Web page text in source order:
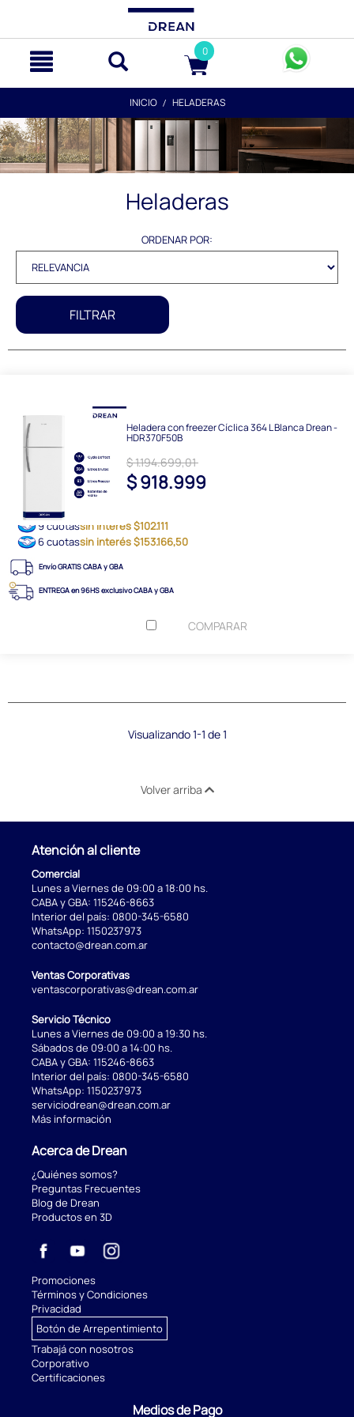
0
INICIO HELADERAS
Heladeras
ORDENAR POR:
FILTRAR
Heladera con freezer Cíclica 364 L Blanca Drean -
HDR370F50B
$ 1.194.699,01
$ 918.999
9 cuotassin interés $102.111
6 cuotassin interés $153.166,50
Envío GRATIS CABA y GBA
ENTREGA en 96HS exclusivo CABA y GBA
COMPARAR
Visualizando 1-1 de 1
Volver arriba
Atención al cliente
Comercial
Lunes a Viernes de 09:00 a 18:00 hs.
CABA y GBA: 115246-8663
Interior del país: 0800-345-6580
WhatsApp: 1150237973
contacto@drean.com.ar
Ventas Corporativas
ventascorporativas@drean.com.ar
Servicio Técnico
Lunes a Viernes de 09:00 a 19:30 hs.
Sábados de 09:00 a 14:00 hs.
CABA y GBA: 115246-8663
Interior del país: 0800-345-6580
WhatsApp: 1150237973
serviciodrean@drean.com.ar
Más información
Acerca de Drean
¿Quiénes somos?
Preguntas Frecuentes
Blog de Drean
Productos en 3D
Promociones
Términos y Condiciones
Privacidad
Botón de Arrepentimiento
Trabajá con nosotros
Corporativo
Certificaciones
Medios de Pago